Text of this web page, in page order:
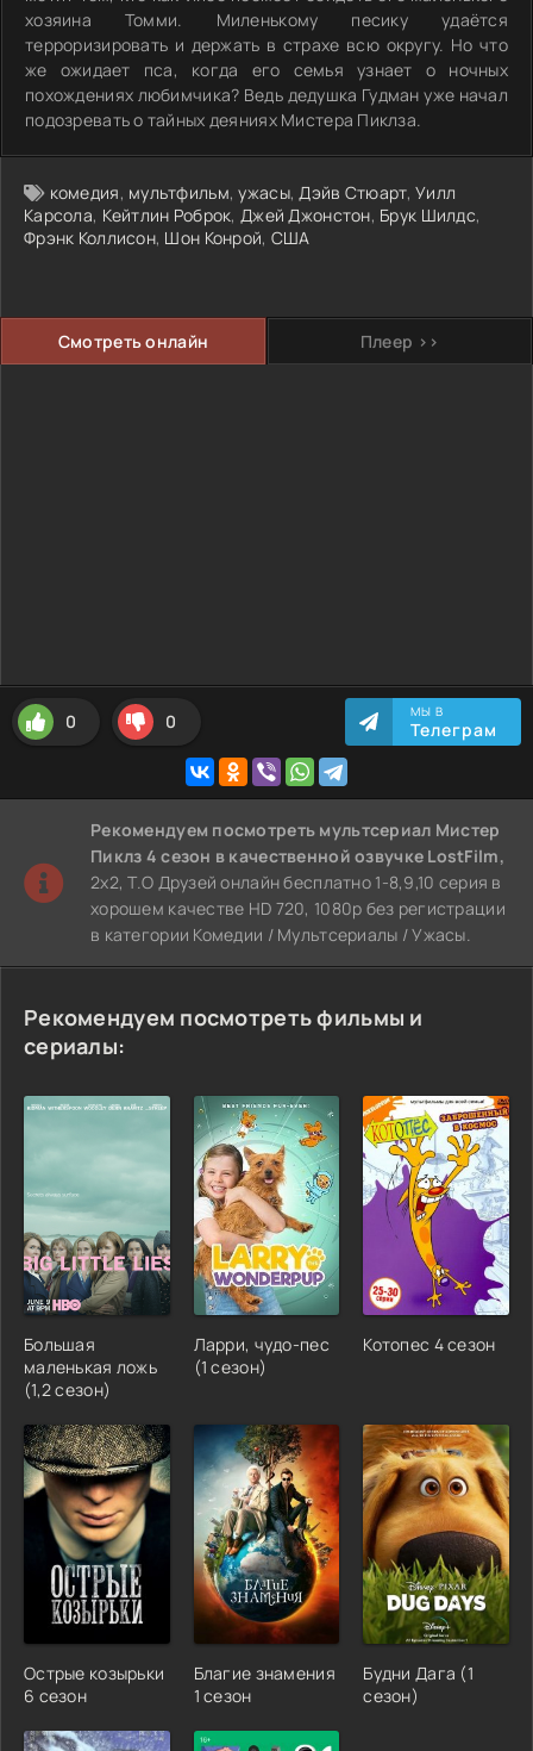
хозяина Томми. Миленькому песику удаётся
терроризировать и держать в страхе всю округу. Но что
же ожидает пса, когда его семья узнает о ночных
похождениях любимчика? Ведь дедушка Гудман уже начал
подозревать о тайных деяниях Мистера Пиклза.
комедия, мультфильм,ужасы,Дэйв Стюарт,Уилл
Карсола, Кейтлин Роброк,Джей Джонстон, Брук Шилдс,
Фрэнк Коллисон, Шон Конрой, США
Смотреть онлайн Плеер >>
0 0 МЫ В
Телеграм
Рекомендуем посмотреть мультсериал Мистер
Пиклз 4 сезон в качественной озвучке LostFilm,
2x2, Т.О Друзей онлайн бесплатно 1-8,9,10 серия в
хорошем качестве HD 720, 1080p без регистрации
в категории Комедии / Мультсериалы / Ужасы.
Рекомендуем посмотреть фильмы и
сериалы:
Большая
маленькая ложь
(1,2 сезон)
Ларри, чудо-пес
(1 сезон)
Котопес 4 сезон
Острые козырьки
6 сезон
Благие знамения
1 сезон
Будни Дага (1
сезон)